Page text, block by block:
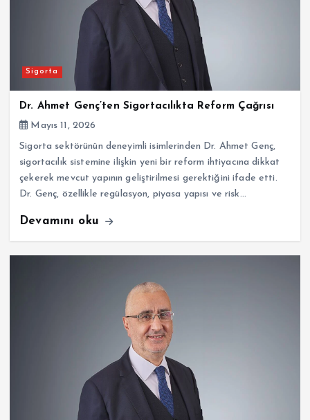
Sigorta
Dr. Ahmet Genç’ten Sigortacılıkta Reform Çağrısı
Mayıs 11, 2026
Sigorta sektörünün deneyimli isimlerinden Dr. Ahmet Genç,
sigortacılık sistemine ilişkin yeni bir reform ihtiyacına dikkat
çekerek mevcut yapının geliştirilmesi gerektiğini ifade etti.
Dr. Genç, özellikle regülasyon, piyasa yapısı ve risk…
Devamını oku